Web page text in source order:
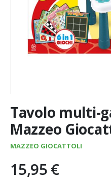
all'inizio
della
galleria
Tavolo multi-
Mazzeo
MAZZEO GIOCATTOLI
15,95 €